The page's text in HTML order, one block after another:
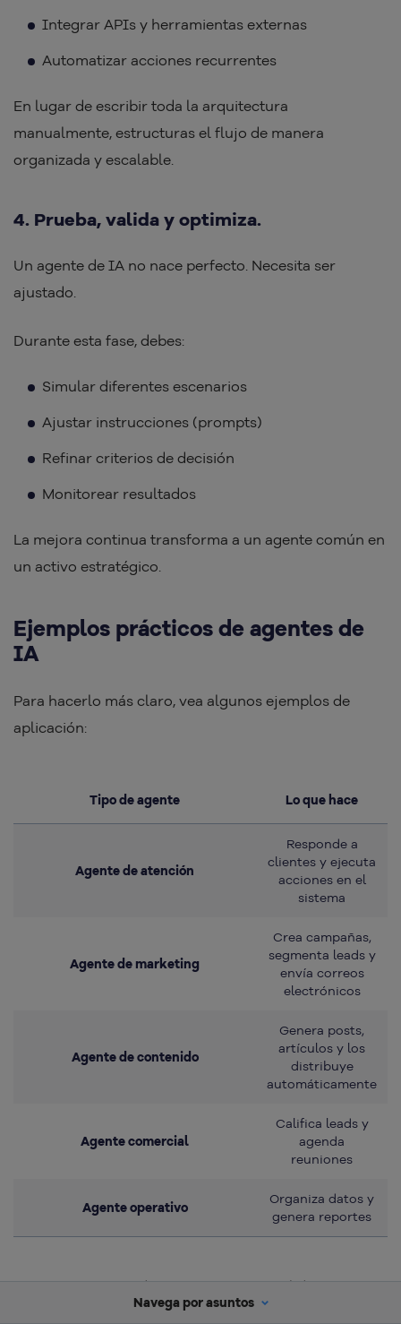
Integrar APIs y herramientas externas
Automatizar acciones recurrentes
En lugar de escribir toda la arquitectura
manualmente, estructuras el flujo de manera
organizada y escalable.
4. Prueba, valida y optimiza.
Un agente de IA no nace perfecto. Necesita ser
ajustado.
Durante esta fase, debes:
Simular diferentes escenarios
Ajustar instrucciones (prompts)
Refinar criterios de decisión
Monitorear resultados
La mejora continua transforma a un agente común en
un activo estratégico.
Ejemplos prácticos de agentes de
IA
Para hacerlo más claro, vea algunos ejemplos de
aplicación:
Tipo de agente Lo que hace
Agente de atención
Responde a
clientes y ejecuta
acciones en el
sistema
Agente de marketing
Crea campañas,
segmenta leads y
envía correos
electrónicos
Agente de contenido
Genera posts,
artículos y los
distribuye
automáticamente
Agente comercial
Califica leads y
agenda
reuniones
Agente operativo
Organiza datos y
genera reportes
Estos agentes pueden operar 24 horas al día,
reduciendo tareas manuales.
Navega por asuntos